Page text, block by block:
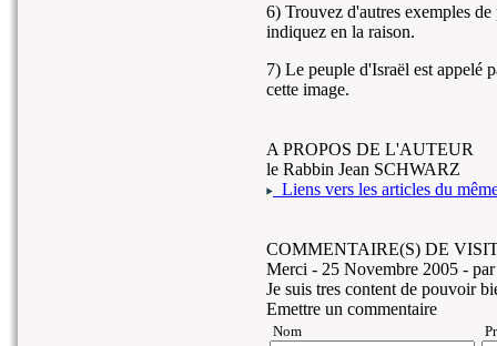
6) Trouvez d'autres exemples
indiquez en la raison.
7) Le peuple d'Israël est
cette image.
A PROPOS DE L'AUTEUR
le Rabbin Jean SCHWARZ
Liens vers les articles du
COMMENTAIRE(S) DE
Merci - 25 Novembre 2005 -
Je suis tres content de pouvoir
Emettre un commentaire
Nom